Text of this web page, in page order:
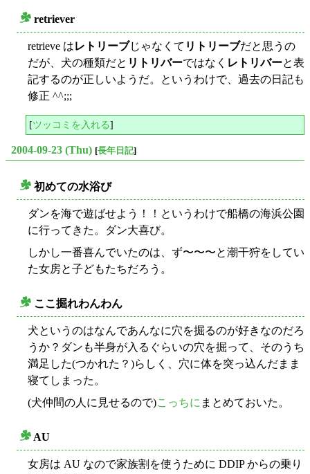
retriever
retrieve はレトリーブじゃなくて リトリーブだと思うの
だが、犬の種類だと リトリバーではなく レトリバーと表
記するのが正しいようだ。というわけで、過去の日記も
修正 ^^;;;
[ツッコミを入れる]
2004-09-23 (Thu) [長年日記]
初めての水浴び
ダンを海で遊ばせよう！！というわけで船橋の海浜公園
に行ってきた。ダン大喜び。
しかし一番喜んでいたのは、ず〜〜〜と潮干狩をしてい
た女房と子どもたちだろう。
ここ掘れわんわん
犬というのはなんであんなに穴を掘るのが好きなのだろ
うか？ダンも半身が入るぐらいの穴を掘って、そのうち
満足した(つかれた？)らしく、穴に体を突っ込んだまま
寝てしまった。
(犬仲間の人に見せるので)こっちに まとめておいた。
AU
女房は AU なので家族割を使うために DDIP からの乗り